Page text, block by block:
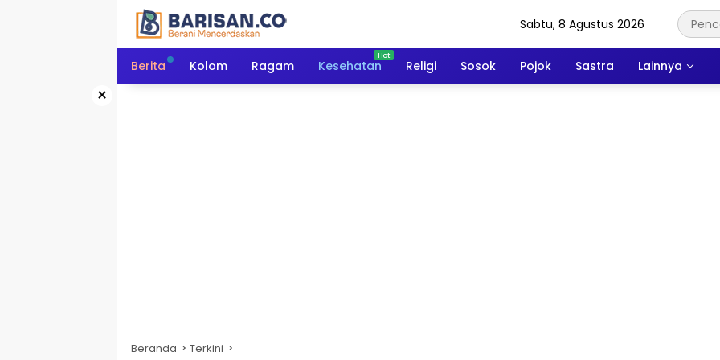
Sabtu, 8 Agustus 2026
Berita Kolom Ragam Kesehatan Religi Sosok Pojok Sastra Lainnya
×
Beranda Terkini